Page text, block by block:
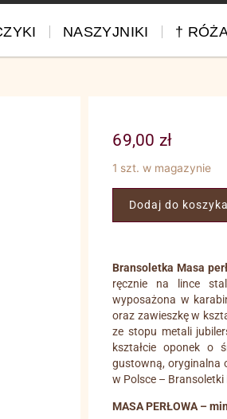
NASZYJNIKI †
69,00 zł
1 szt. w magazynie
Dodaj do koszyka
Bransoletka Masa
ręcznie na lince
wyposażona w
oraz zawieszkę w
ze stopu metali
kształcie oponek o
gustowną, oryginalna
w Polsce – Bransoletki
MASA PERŁOWA –